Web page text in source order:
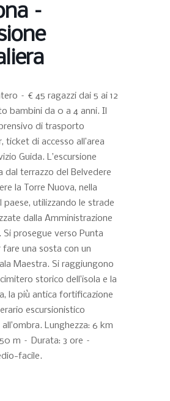
–
– € 45 ragazzi dai 5 ai 12
bambini da 0 a 4 anni. Il
di trasporto
ticket di accesso all’area
Guida. L’escursione
dal terrazzo del Belvedere
la Torre Nuova, nella
paese, utilizzando le strade
dalla Amministrazione
Si prosegue verso Punta
fare una sosta con un
Maestra. Si raggiungono
storico dell’isola e la
la più antica fortificazione
escursionistico
Lunghezza: 6 km
m – Durata: 3 ore –
facile.